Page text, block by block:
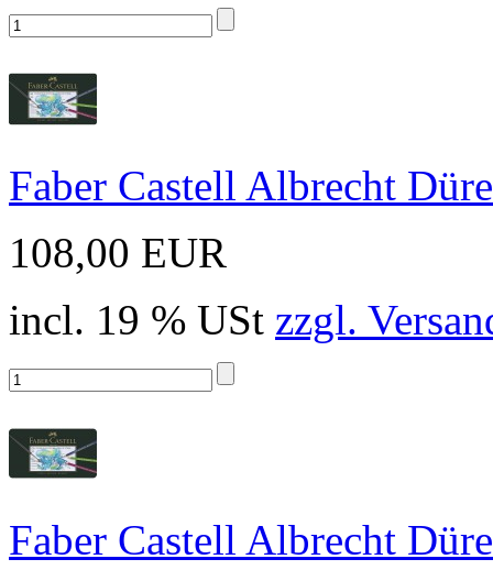
Faber Castell Albrecht
108,00 EUR
incl. 19 % USt zzgl.
Faber Castell Albrecht